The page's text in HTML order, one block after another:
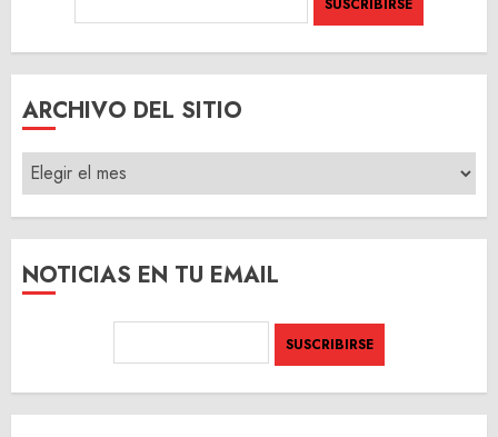
ARCHIVO DEL SITIO
ARCHIVO
DEL
SITIO
NOTICIAS EN TU EMAIL